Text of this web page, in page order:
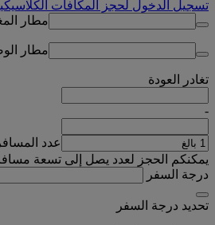
تسجيل الدخول لحجز المكافآت
مطار
مطار
تغادر العودة
-
عدد
يمكنكم الحجز لعدد يصل إلى تسعة
درجة السفر
تحديد درجة السفر